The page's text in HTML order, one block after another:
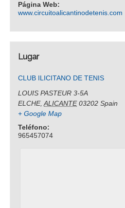
Página Web:
www.circuitoalicantinodetenis.com
Lugar
CLUB ILICITANO DE TENIS
LOUIS PASTEUR 3-5A
ELCHE, ALICANTE 03202 Spain
+ Google Map
Teléfono:
965457074